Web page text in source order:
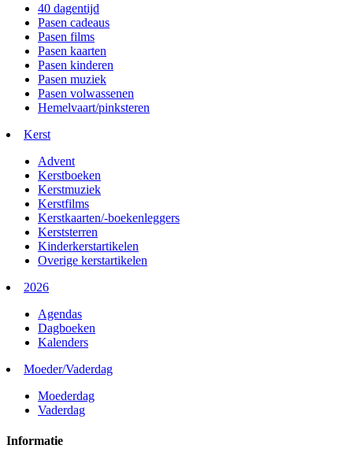
40 dagentijd
Pasen cadeaus
Pasen films
Pasen kaarten
Pasen kinderen
Pasen muziek
Pasen volwassenen
Hemelvaart/pinksteren
Kerst
Advent
Kerstboeken
Kerstmuziek
Kerstfilms
Kerstkaarten/-boekenleggers
Kerststerren
Kinderkerstartikelen
Overige kerstartikelen
2026
Agendas
Dagboeken
Kalenders
Moeder/Vaderdag
Moederdag
Vaderdag
Informatie